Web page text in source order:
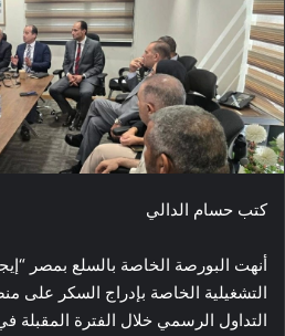
كتب حسام الدالي
أنهت البورصة الخاصة بالسلع بمصر
التشغيلية الخاصة بإدراج السكر على
التداول الرسمي خلال الفترة